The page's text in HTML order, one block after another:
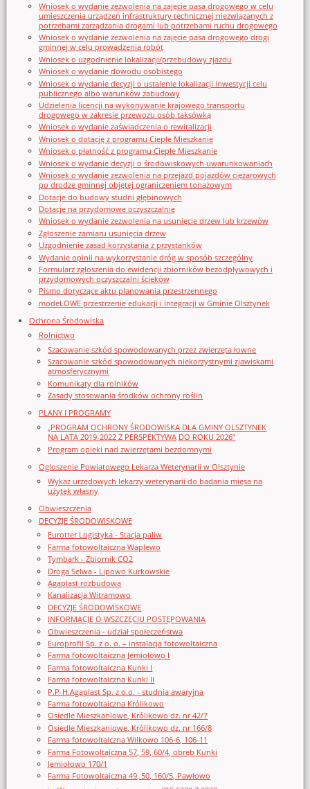
Wniosek o wydanie zezwolenia na zajęcie pasa drogowego w celu
umieszczenia urządzeń infrastruktury technicznej niezwiązanych z
potrzebami zarządzania drogami lub potrzebami ruchu drogowego
Wniosek o wydanie zezwolenia na zajęcie pasa drogowego drogi
gminnej w celu prowadzenia robót
Wniosek o uzgodnienie lokalizacji/przebudowy zjazdu
Wniosek o wydanie dowodu osobistego
Wniosek o wydanie decyzji o ustalenie lokalizacji inwestycji celu
publicznego albo warunków zabudowy
Udzielenia licencji na wykonywanie krajowego transportu
drogowego w zakresie przewozu osób taksówką
Wniosek o wydanie zaświadczenia o rewitalizacji
Wniosek o dotację z programu Ciepłe Mieszkanie
Wniosek o płatność z programu Ciepłe Mieszkanie
Wniosek o wydanie decyzji o środowiskowych uwarunkowaniach
Wniosek o wydanie zezwolenia na przejazd pojazdów ciężarowych
po drodze gminnej objętej ograniczeniem tonażowym
Dotacje do budowy studni głębinowych
Dotacje na przydomowe oczyszczalnie
Wniosek o wydanie zezwolenia na usunięcie drzew lub krzewów
Zgłoszenie zamiaru usunięcia drzew
Uzgodnienie zasad korzystania z przystanków
Wydanie opinii na wykorzystanie dróg w sposób szczególny
Formularz zgłoszenia do ewidencji zbiorników bezodpływowych i
przydomowych oczyszczalni ścieków
Pismo dotyczące aktu planowania przestrzennego
modeLOWE przestrzenie edukacji i integracji w Gminie Olsztynek
Ochrona Środowiska
Rolnictwo
Szacowanie szkód spowodowanych przez zwierzęta łowne
Szacowanie szkód spowodowanych niekorzystnymi zjawiskami
atmosferycznymi
Komunikaty dla rolników
Zasady stosowania środków ochrony roślin
PLANY I PROGRAMY
„PROGRAM OCHRONY ŚRODOWISKA DLA GMINY OLSZTYNEK
NA LATA 2019-2022 Z PERSPEKTYWĄ DO ROKU 2026”
Program opieki nad zwierzętami bezdomnymi
Ogloszenie Powiatowego Lekarza Weterynarii w Olsztynie
Wykaz urzędowych lekarzy weterynarii do badania mięsa na
użytek własny
Obwieszczenia
DECYZJE ŚRODOWISKOWE
Eurotter Logistyka - Stacja paliw
Farma fotowoltaiczna Waplewo
Tymbark - Zbiornik CO2
Droga Selwa - Lipowo Kurkowskie
Agaplast rozbudowa
Kanalizacja Witramowo
DECYZJE ŚRODOWISKOWE
INFORMACJE O WSZCZĘCIU POSTĘPOWANIA
Obwieszczenia - udział społeczeństwa
Europrofil Sp. z o. o. – instalacja fotowoltaiczna
Farma fotowoltaiczna Jemiołowo I
Farma fotowoltaiczna Kunki I
Farma fotowoltaiczna Kunki II
P.P-H.Agaplast Sp. z o.o. - studnia awaryjna
Farma fotowoltaiczna Królikowo
Osiedle Mieszkaniowe, Królikowo dz. nr 42/7
Osiedle Mieszkaniowe, Królikowo dz. nr 166/8
Farma fotowoltaiczna Wilkowo 106-6, 106-11
Farma Fotowoltaiczna 57, 59, 60/4, obręb Kunki
Jemiołowo 170/1
Farma Fotowoltaiczna 49, 50, 160/5, Pawłowo